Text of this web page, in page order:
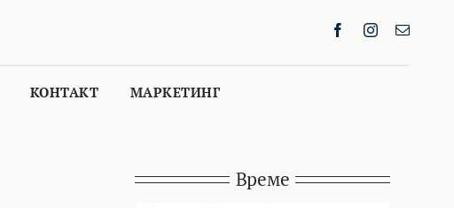
КОНТАКТ МАРКЕТИНГ
Време